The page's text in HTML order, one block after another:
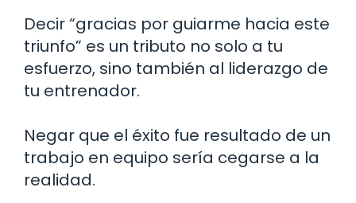
Decir “gracias por guiarme hacia este
triunfo” es un tributo no solo a tu
esfuerzo, sino también al liderazgo de
tu entrenador.
Negar que el éxito fue resultado de un
trabajo en equipo sería cegarse a la
realidad.